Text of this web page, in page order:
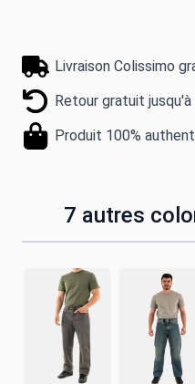
Livraison Colissimo
Retour gratuit
Produit 100%
7 autres